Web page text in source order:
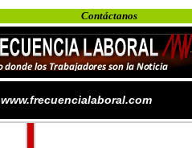
Contáctanos
www.frecuencialaboral.com